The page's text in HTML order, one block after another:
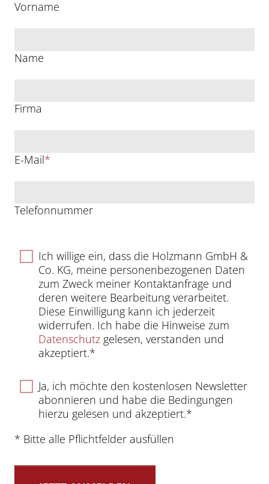
Vorname
Name
Firma
E-Mail*
Telefonnummer
Ich willige ein, dass die Holzmann GmbH &
Co. KG, meine personenbezogenen Daten
zum Zweck meiner Kontaktanfrage und
deren weitere Bearbeitung verarbeitet.
Diese Einwilligung kann ich jederzeit
widerrufen. Ich habe die Hinweise zum
Datenschutz gelesen, verstanden und
akzeptiert.*
Ja, ich möchte den kostenlosen Newsletter
abonnieren und habe die Bedingungen
hierzu gelesen und akzeptiert.*
* Bitte alle Pflichtfelder ausfüllen